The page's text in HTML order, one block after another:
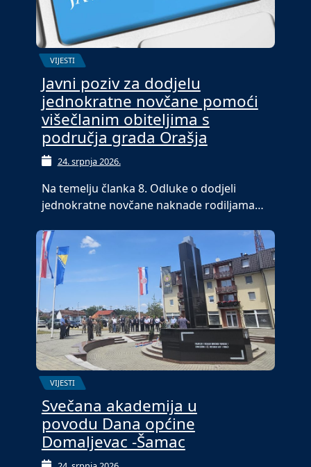
VIJESTI
Javni poziv za dodjelu
jednokratne novčane pomoći
višečlanim obiteljima s
područja grada Orašja
24. srpnja 2026.
Na temelju članka 8. Odluke o dodjeli
jednokratne novčane naknade rodiljama…
VIJESTI
Svečana akademija u
povodu Dana općine
Domaljevac -Šamac